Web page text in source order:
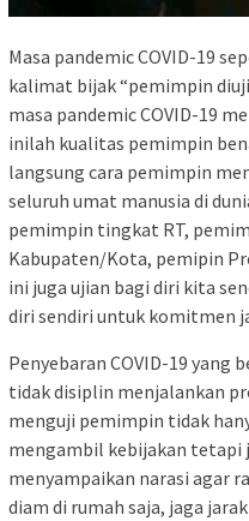
Masa pandemic COVID-19
kalimat bijak “pemimpin
masa pandemic COVID-19
inilah kualitas pemimpin
langsung cara pemimpin
seluruh umat manusia di
pemimpin tingkat RT,
Kabupaten/Kota, pemipin
ini juga ujian bagi diri kita
diri sendiri untuk komitmen
Penyebaran COVID-19 yang
tidak disiplin menjalankan
menguji pemimpin tidak
mengambil kebijakan tetapi
menyampaikan narasi agar
diam di rumah saja, jaga